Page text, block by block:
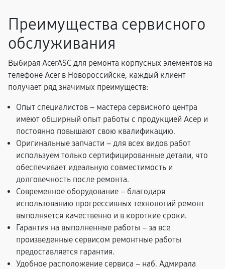
Преимущества сервисного
обслуживания
Выбирая AcerASC для ремонта корпусных элементов на
телефоне Acer в Новороссийске, каждый клиент
получает ряд значимых преимуществ:
Опыт специалистов – мастера сервисного центра
имеют обширный опыт работы с продукцией Асер и
постоянно повышают свою квалификацию.
Оригинальные запчасти – для всех видов работ
используем только сертифицированные детали, что
обеспечивает идеальную совместимость и
долговечность после ремонта.
Современное оборудование – благодаря
использованию прогрессивных технологий ремонт
выполняется качественно и в короткие сроки.
Гарантия на выполненные работы – за все
произведенные сервисом ремонтные работы
предоставляется гарантия.
Удобное расположение сервиса – наб. Адмирала